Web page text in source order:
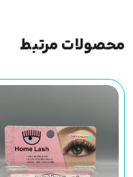
محصولات مرتبط